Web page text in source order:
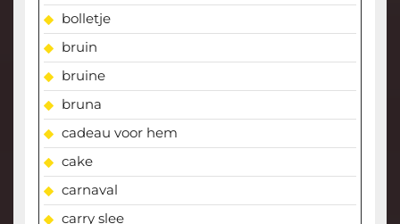
bolletje
bruin
bruine
bruna
cadeau voor hem
cake
carnaval
carry slee